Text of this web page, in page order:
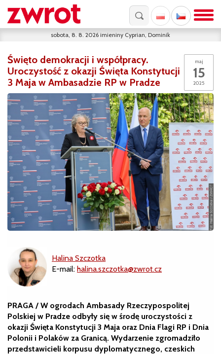
sobota, 8. 8. 2026 imieniny Cyprian, Dominik
maj
15
2025
Święto demokracji i współpracy.
Uroczystość z okazji Święta Konstytucji
3 Maja w Ambasadzie RP w Pradze
Halina Szczotka
E-mail: halina.szczotka@zwrot.cz
PRAGA / W ogrodach Ambasady Rzeczypospolitej
Polskiej w Pradze odbyły się w środę uroczystości z
okazji Święta Konstytucji 3 Maja oraz Dnia Flagi RP i Dnia
Polonii i Polaków za Granicą. Wydarzenie zgromadziło
przedstawicieli korpusu dyplomatycznego, czeskich